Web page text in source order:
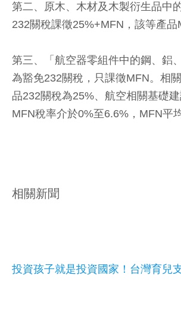
第二、原木、木材及木製衍生品中
232關稅課徵25%+MFN，該等產
第三、「航空器零組件中的鋼、鋁
為豁免232關稅，只課徵MFN。相
品232關稅為25%、航空相關基礎
MFN稅率介於0%至6.6%，MFN平
相關新聞
投資孩子就是投資國家！台灣育